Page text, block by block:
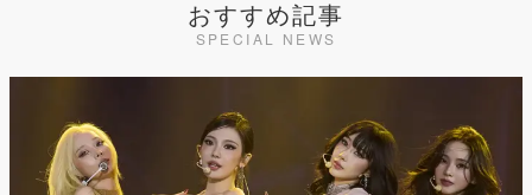
おすすめ記事
SPECIAL NEWS